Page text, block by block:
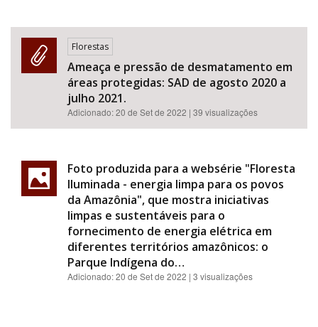
Florestas
Ameaça e pressão de desmatamento em
áreas protegidas: SAD de agosto 2020 a
julho 2021.
Adicionado:20 de Set de 2022 | 39 visualizações
Foto produzida para a websérie "Floresta
Iluminada - energia limpa para os povos
da Amazônia", que mostra iniciativas
limpas e sustentáveis para o
fornecimento de energia elétrica em
diferentes territórios amazônicos: o
Parque Indígena do…
Adicionado:20 de Set de 2022 | 3 visualizações